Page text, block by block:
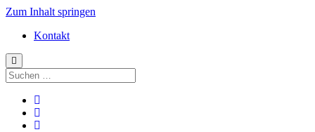
Zum Inhalt springen
Kontakt
Suchen